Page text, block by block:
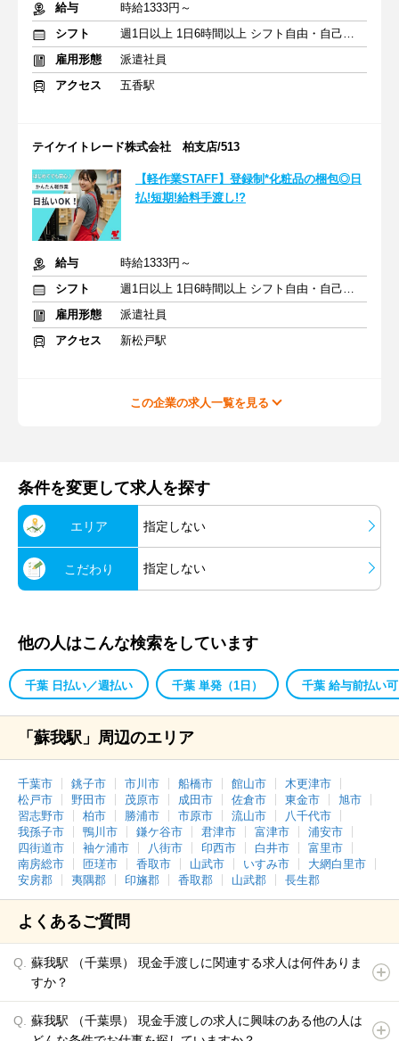
給与
時給1333円～
シフト
週1日以上 1日6時間以上 シフト自由・自己申告
雇用形態
派遣社員
アクセス
五香駅
テイケイトレード株式会社 柏支店/513
【軽作業STAFF】登録制*化粧品の梱包◎日
払!短期!給料手渡し!?
給与
時給1333円～
シフト
週1日以上 1日6時間以上 シフト自由・自己申告
雇用形態
派遣社員
アクセス
新松戸駅
この企業の求人一覧を見る
条件を変更して求人を探す
エリア 指定しない
こだわり 指定しない
他の人はこんな検索をしています
千葉 日払い／週払い 千葉 単発（1日） 千葉 給与前払い可
「蘇我駅」周辺のエリア
千葉市 銚子市 市川市 船橋市 館山市
木更津市
松戸市
野田市 茂原市 成田市 佐倉市 東金市
旭市
習志野市
柏市 勝浦市 市原市 流山市
八千代市
我孫子市
鴨川市 鎌ケ谷市 君津市 富津市
浦安市
四街道市
袖ケ浦市 八街市 印西市 白井市
富里市
南房総市
匝瑳市 香取市 山武市 いすみ市
大網白里市
安房郡
夷隅郡 印旛郡 香取郡 山武郡 長生郡
よくあるご質問
蘇我駅 （千葉県） 現金手渡しに関連する求人は何件ありま
すか？
蘇我駅 （千葉県） 現金手渡しの求人に興味のある他の人は